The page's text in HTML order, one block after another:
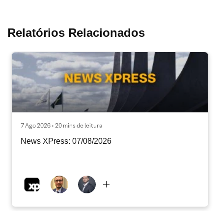
Relatórios Relacionados
7 Ago 2026 • 20 mins de leitura
News XPress: 07/08/2026